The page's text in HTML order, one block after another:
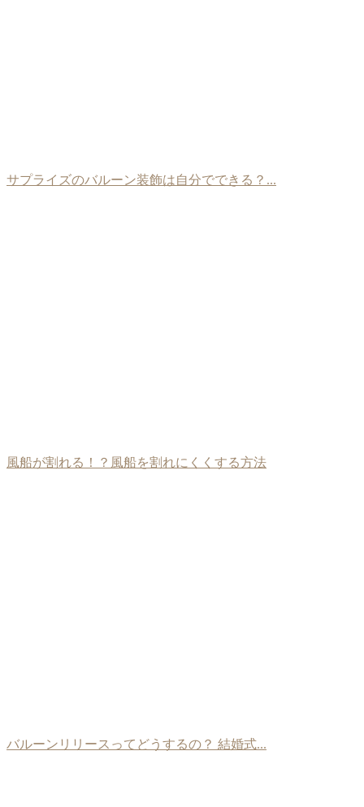
サプライズのバルーン装飾は自分でできる？...
風船が割れる！？風船を割れにくくする方法
バルーンリリースってどうするの？ 結婚式...